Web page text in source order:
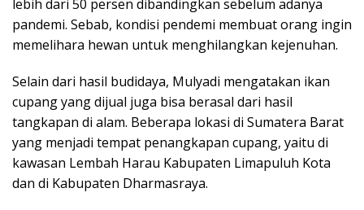
lebih dari 50 persen dibandingkan sebelum adanya
pandemi. Sebab, kondisi pendemi membuat orang ingin
memelihara hewan untuk menghilangkan kejenuhan.
Selain dari hasil budidaya, Mulyadi mengatakan ikan
cupang yang dijual juga bisa berasal dari hasil
tangkapan di alam. Beberapa lokasi di Sumatera Barat
yang menjadi tempat penangkapan cupang, yaitu di
kawasan Lembah Harau Kabupaten Limapuluh Kota
dan di Kabupaten Dharmasraya.